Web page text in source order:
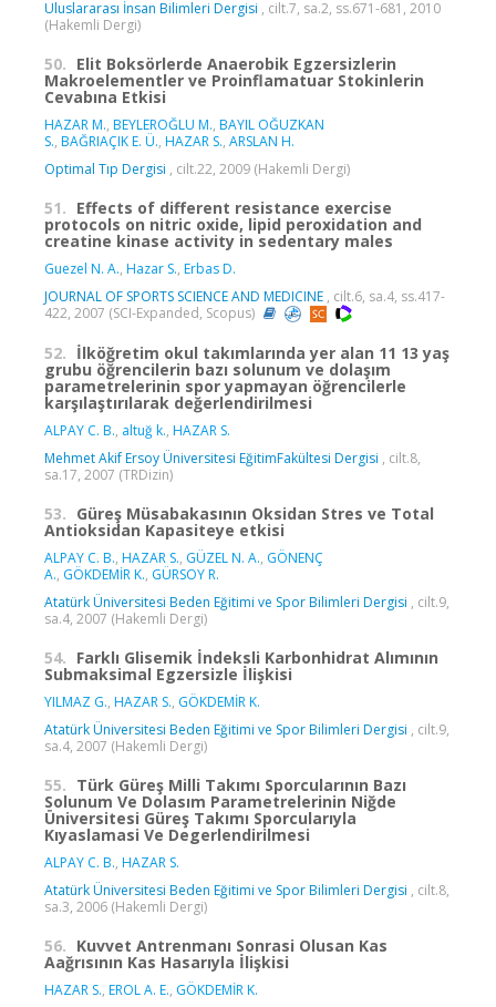
Uluslararası İnsan Bilimleri Dergisi , cilt.7, sa.2, ss.671-681, 2010
(Hakemli Dergi)
50. Elit Boksörlerde Anaerobik Egzersizlerin
Makroelementler ve Proinflamatuar Stokinlerin
Cevabına Etkisi
HAZAR M., BEYLEROĞLU M., BAYIL OĞUZKAN
S., BAĞRIAÇIK E. Ü., HAZAR S., ARSLAN H.
Optimal Tıp Dergisi , cilt.22, 2009 (Hakemli Dergi)
51. Effects of different resistance exercise
protocols on nitric oxide, lipid peroxidation and
creatine kinase activity in sedentary males
Guezel N. A., Hazar S., Erbas D.
JOURNAL OF SPORTS SCIENCE AND MEDICINE , cilt.6, sa.4, ss.417-
422, 2007 (SCI-Expanded, Scopus)
52. İlköğretim okul takımlarında yer alan 11 13 yaş
grubu öğrencilerin bazı solunum ve dolaşım
parametrelerinin spor yapmayan öğrencilerle
karşılaştırılarak değerlendirilmesi
ALPAY C. B., altuğ k., HAZAR S.
Mehmet Akif Ersoy Üniversitesi EğitimFakültesi Dergisi , cilt.8,
sa.17, 2007 (TRDizin)
53. Güreş Müsabakasının Oksidan Stres ve Total
Antioksidan Kapasiteye etkisi
ALPAY C. B., HAZAR S., GÜZEL N. A., GÖNENÇ
A., GÖKDEMİR K., GÜRSOY R.
Atatürk Üniversitesi Beden Eğitimi ve Spor Bilimleri Dergisi , cilt.9,
sa.4, 2007 (Hakemli Dergi)
54. Farklı Glisemik İndeksli Karbonhidrat Alımının
Submaksimal Egzersizle İlişkisi
YILMAZ G., HAZAR S., GÖKDEMİR K.
Atatürk Üniversitesi Beden Eğitimi ve Spor Bilimleri Dergisi , cilt.9,
sa.4, 2007 (Hakemli Dergi)
55. Türk Güreş Milli Takımı Sporcularının Bazı
Solunum Ve Dolasım Parametrelerinin Niğde
Üniversitesi Güreş Takımı Sporcularıyla
Kıyaslamasi Ve Degerlendirilmesi
ALPAY C. B., HAZAR S.
Atatürk Üniversitesi Beden Eğitimi ve Spor Bilimleri Dergisi , cilt.8,
sa.3, 2006 (Hakemli Dergi)
56. Kuvvet Antrenmanı Sonrasi Olusan Kas
Aağrısının Kas Hasarıyla İlişkisi
HAZAR S., EROL A. E., GÖKDEMİR K.